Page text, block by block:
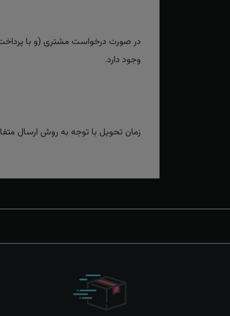
در صورت درخواست مشتری (و با پرداخت
وجود دارد.
زمان تحویل با توجه به روش ارسال متفاوت بوده و برای